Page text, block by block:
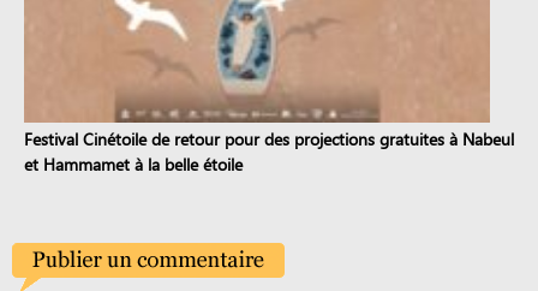
Festival Cinétoile de retour pour des projections gratuites à Nabeul
et Hammamet à la belle étoile